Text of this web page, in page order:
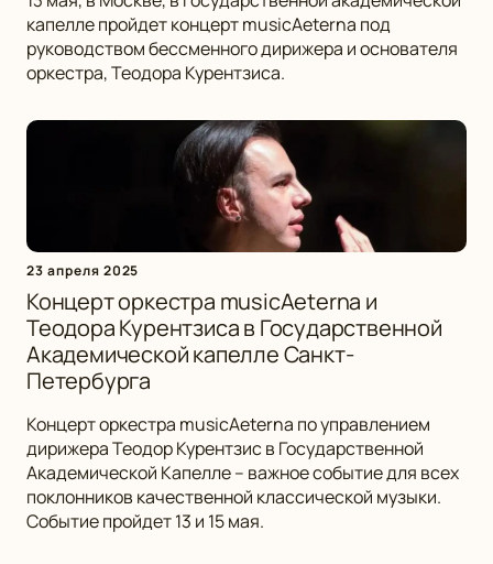
капелле пройдет концерт musicAeterna под
руководством бессменного дирижера и основателя
оркестра, Теодора Курентзиса.
23 апреля 2025
Концерт оркестра musicAeterna и
Теодора Курентзиса в Государственной
Академической капелле Санкт-
Петербурга
Концерт оркестра musicAeterna по управлением
дирижера Теодор Курентзис в Государственной
Академической Капелле – важное событие для всех
поклонников качественной классической музыки.
Событие пройдет 13 и 15 мая.